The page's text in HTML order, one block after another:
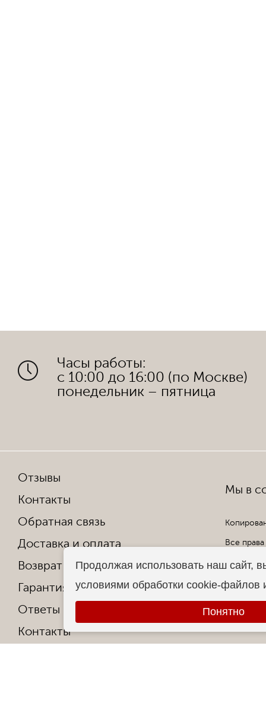
Часы работы:
с 10:00 до 16:00 (по Москве)
понедельник – пятница
Отзывы
Контакты
Обратная связь
Доставка и оплата
Возврат и обмен
Гарантия от производителя
Ответы на частые вопросы
Контакты
Мы в
Все
Продолжая использовать наш сайт,
условиями обработки cookie-файлов
Понятно